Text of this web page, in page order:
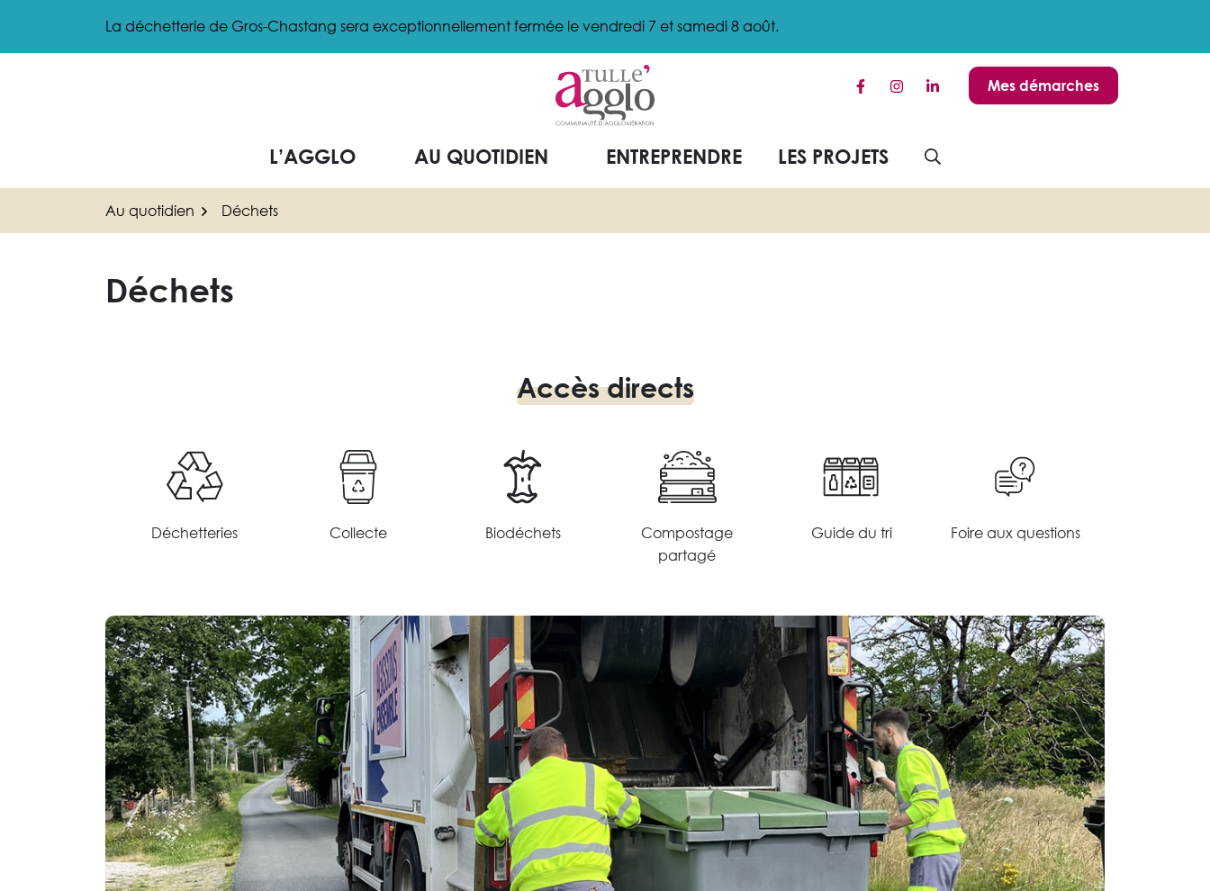
contenu
La déchetterie de Gros-Chastang sera exceptionnellement fermée le vendredi 7 et samedi 8 août.
Lien vers le compte Facebook
Lien vers le compte Instagram
Lien vers le compte Linkedin
Mes démarches
L’AGGLO AU QUOTIDIEN ENTREPRENDRE LES PROJETS AFFICHER LA RECHERCHE
Au quotidien Déchets
Déchets
Accès directs
Déchetteries
Collecte
Biodéchets
Compostage
partagé
Guide du tri
Foire aux questions